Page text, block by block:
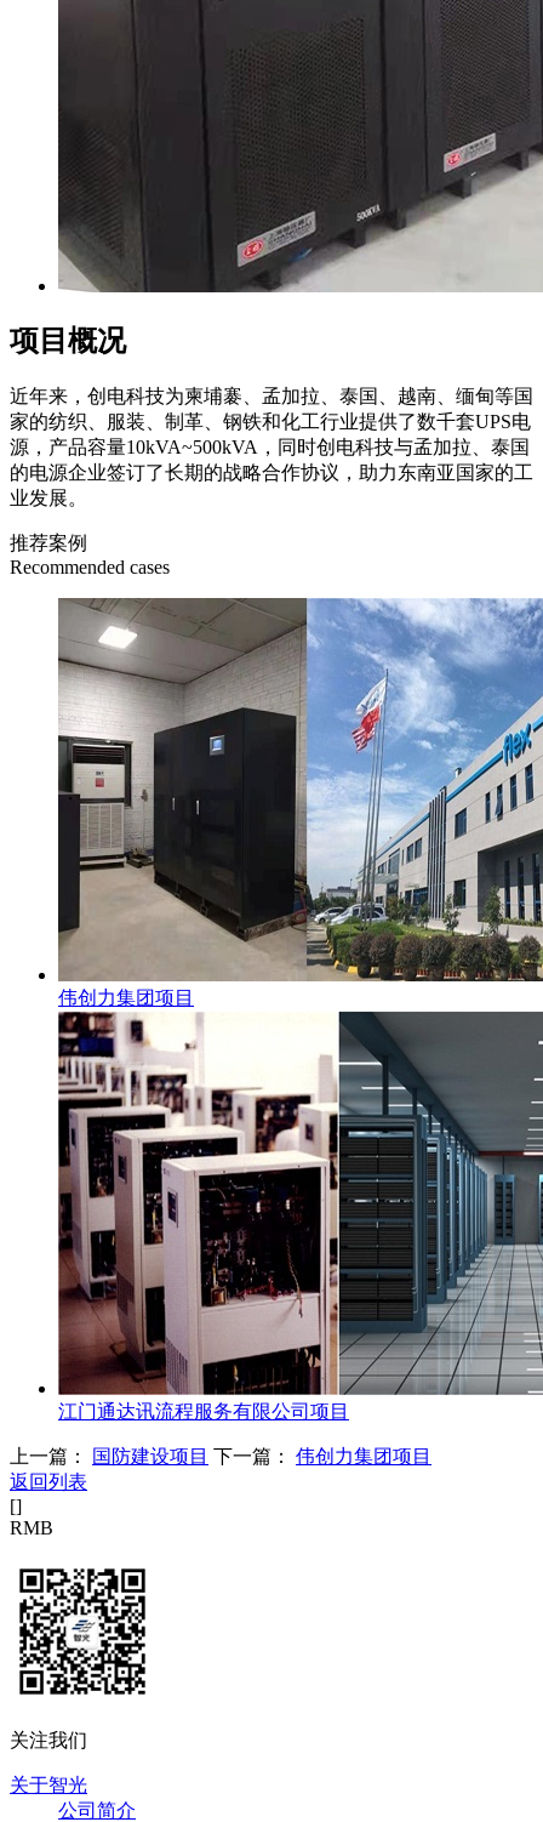
项目概况
近年来，创电科技为柬埔褰、孟加拉、泰国、越南、缅甸等国
家的纺织、服装、制革、钢铁和化工行业提供了数千套UPS电
源，产品容量10kVA~500kVA ，同时创电科技与孟加拉、泰国
的电源企业签订了长期的战略合作协议，助力东南亚国家的工
业发展。
推荐案例
Recommended cases
伟创力集团项目
江门通达讯流程服务有限公司项目
上一篇： 国防建设项目 下一篇： 伟创力集团项目
返回列表
[]
RMB
关注我们
关于智光
公司简介